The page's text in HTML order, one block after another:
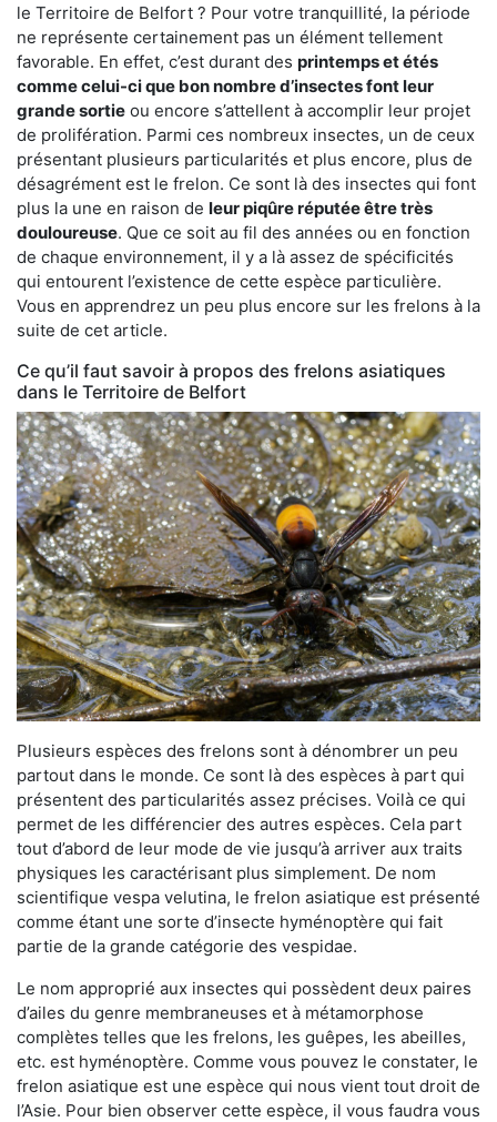
le Territoire de Belfort ? Pour votre tranquillité, la période
ne représente certainement pas un élément tellement
favorable. En effet, c’est durant des printemps et étés
comme celui-ci que bon nombre d’insectes font leur
grande sortie ou encore s’attellent à accomplir leur projet
de prolifération. Parmi ces nombreux insectes, un de ceux
présentant plusieurs particularités et plus encore, plus de
désagrément est le frelon. Ce sont là des insectes qui font
plus la une en raison de leur piqûre réputée être très
douloureuse. Que ce soit au fil des années ou en fonction
de chaque environnement, il y a là assez de spécificités
qui entourent l’existence de cette espèce particulière.
Vous en apprendrez un peu plus encore sur les frelons à la
suite de cet article.
Ce qu’il faut savoir à propos des frelons asiatiques
dans le Territoire de Belfort
Plusieurs espèces des frelons sont à dénombrer un peu
partout dans le monde. Ce sont là des espèces à part qui
présentent des particularités assez précises. Voilà ce qui
permet de les différencier des autres espèces. Cela part
tout d’abord de leur mode de vie jusqu’à arriver aux traits
physiques les caractérisant plus simplement. De nom
scientifique vespa velutina, le frelon asiatique est présenté
comme étant une sorte d’insecte hyménoptère qui fait
partie de la grande catégorie des vespidae.
Le nom approprié aux insectes qui possèdent deux paires
d’ailes du genre membraneuses et à métamorphose
complètes telles que les frelons, les guêpes, les abeilles,
etc. est hyménoptère. Comme vous pouvez le constater, le
frelon asiatique est une espèce qui nous vient tout droit de
l’Asie. Pour bien observer cette espèce, il vous faudra vous